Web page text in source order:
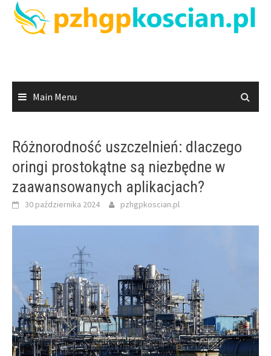
Skip
content
Main Menu
Różnorodność uszczelnień: dlaczego
oringi prostokątne są niezbędne w
zaawansowanych aplikacjach?
30 października 2024 pzhgpkoscian.pl